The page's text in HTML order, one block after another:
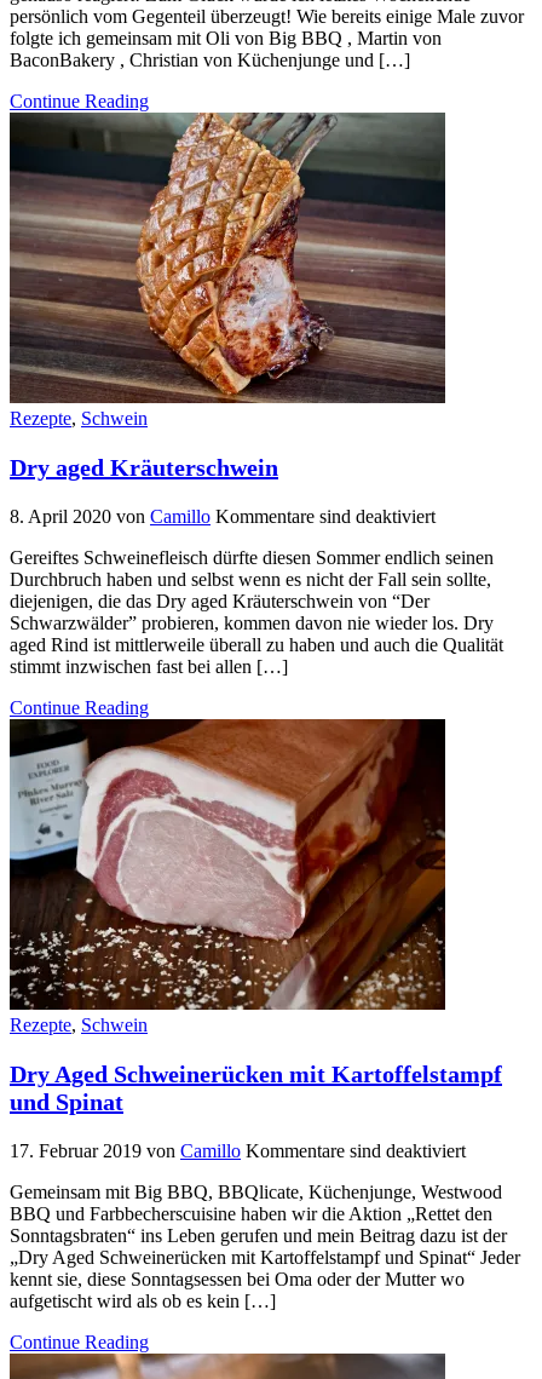
persönlich vom Gegenteil überzeugt! Wie bereits einige Male zuvor
folgte ich gemeinsam mit Oli von Big BBQ , Martin von
BaconBakery , Christian von Küchenjunge und […]
Continue Reading
Rezepte, Schwein
Dry aged Kräuterschwein
8. April 2020 von Camillo Kommentare sind deaktiviert
Gereiftes Schweinefleisch dürfte diesen Sommer endlich seinen
Durchbruch haben und selbst wenn es nicht der Fall sein sollte,
diejenigen, die das Dry aged Kräuterschwein von “Der
Schwarzwälder” probieren, kommen davon nie wieder los. Dry
aged Rind ist mittlerweile überall zu haben und auch die Qualität
stimmt inzwischen fast bei allen […]
Continue Reading
Rezepte, Schwein
Dry Aged Schweinerücken mit Kartoffelstampf
und Spinat
17. Februar 2019 von Camillo Kommentare sind deaktiviert
Gemeinsam mit Big BBQ, BBQlicate, Küchenjunge, Westwood
BBQ und Farbbecherscuisine haben wir die Aktion „Rettet den
Sonntagsbraten“ ins Leben gerufen und mein Beitrag dazu ist der
„Dry Aged Schweinerücken mit Kartoffelstampf und Spinat“ Jeder
kennt sie, diese Sonntagsessen bei Oma oder der Mutter wo
aufgetischt wird als ob es kein […]
Continue Reading